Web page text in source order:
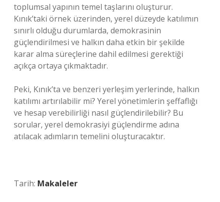
toplumsal yapının temel taşlarını oluşturur.
Kınık’taki örnek üzerinden, yerel düzeyde katılımın
sınırlı olduğu durumlarda, demokrasinin
güçlendirilmesi ve halkın daha etkin bir şekilde
karar alma süreçlerine dahil edilmesi gerektiği
açıkça ortaya çıkmaktadır.
Peki, Kınık’ta ve benzeri yerleşim yerlerinde, halkın
katılımı artırılabilir mi? Yerel yönetimlerin şeffaflığı
ve hesap verebilirliği nasıl güçlendirilebilir? Bu
sorular, yerel demokrasiyi güçlendirme adına
atılacak adımların temelini oluşturacaktır.
Tarih: Makaleler